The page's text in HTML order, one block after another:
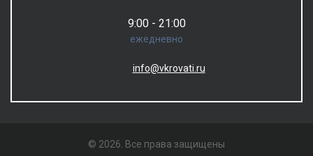
9:00 - 21:00
ежедневно
info@vkrovati.ru
© 2026. Все права защищены